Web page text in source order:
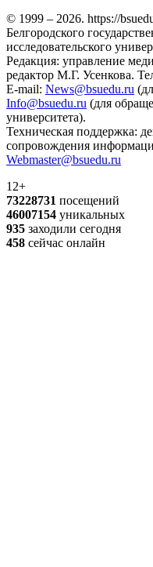
© 1999 – 2026. https://
Белгородского
исследовательского
Редакция: управление
редактор М.Г. Усенкова.
E-mail: News@bsuedu.ru
Info@bsuedu.ru (для
университета).
Техническая поддержка:
сопровождения
Webmaster@bsuedu.ru
12+
73228731 посещений
46007154 уникальных
935 заходили сегодня
458 сейчас онлайн